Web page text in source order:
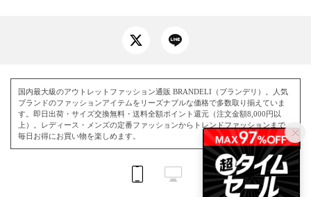
国内最大級のアウトレットファッション通販 BRANDELI（ブランデリ）。人気
ブランドのファッションアイテムをリーズナブルな価格で多数取り揃えていま
す。即日出荷・サイズ交換無料・送料全額ポイント還元（注文金額8,000円以
上）。レディース・メンズの定番ファッションからトレンドファッションまで、
毎日お得にお買い物を楽しめます。